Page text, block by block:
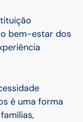
bem-estar dos
é uma forma